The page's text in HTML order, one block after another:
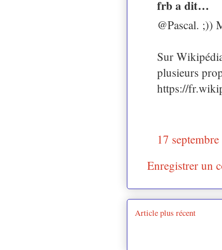
frb a dit…
@Pascal. ;))
Sur
plusieurs
https://
17
Enregistrer un
Article plus récent